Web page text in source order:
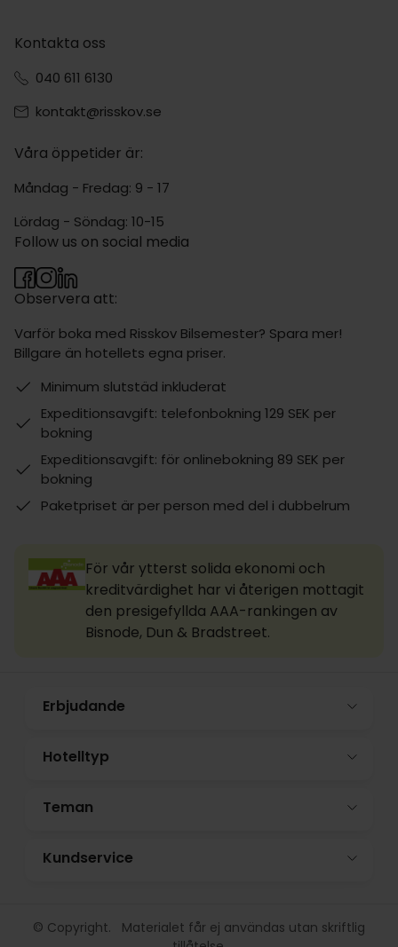
Kontakta oss
040 611 6130
kontakt@risskov.se
Våra öppetider är:
Måndag - Fredag: 9 - 17
Lördag - Söndag: 10-15
Observera att:
Varför boka med Risskov Bilsemester? Spara mer!
Billgare än hotellets egna priser.
Minimum slutstäd inkluderat
Expeditionsavgift: telefonbokning 129 SEK per
bokning
Expeditionsavgift: för onlinebokning 89 SEK per
bokning
Paketpriset är per person med del i dubbelrum
Follow us on social media
För vår ytterst solida ekonomi och
kreditvärdighet har vi återigen mottagit
den presigefyllda AAA-rankingen av
Bisnode, Dun & Bradstreet.
Erbjudande
Hotelltyp
Teman
Kundservice
© Copyright. Materialet får ej användas utan skriftlig